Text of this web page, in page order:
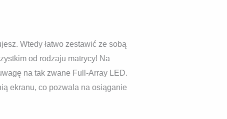
Wtedy łatwo zestawić ze sobą
od rodzaju matrycy! Na
na tak zwane Full-Array LED.
ekranu, co pozwala na osiąganie